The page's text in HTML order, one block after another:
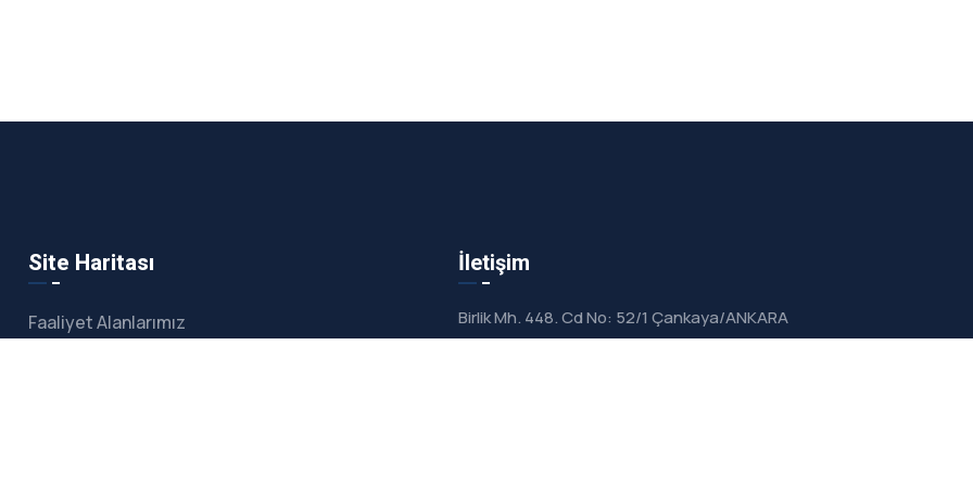
Site Haritası
Faaliyet Alanlarımız
İletişim
Birlik Mh. 448. Cd No: 52/1 Çankaya/ANKARA